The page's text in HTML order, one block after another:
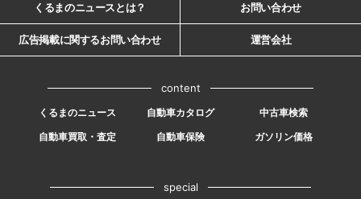
くるまのニュースとは？ お問い合わせ
広告掲載に関するお問い合わせ 運営会社
content
くるまのニュース 自動車カタログ
中古車検索
自動車買取・査定
自動車保険 ガソリン価格
special